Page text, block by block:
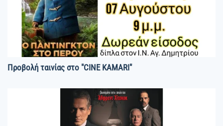
Προβολή ταινίας στο "CINE KAMARI"